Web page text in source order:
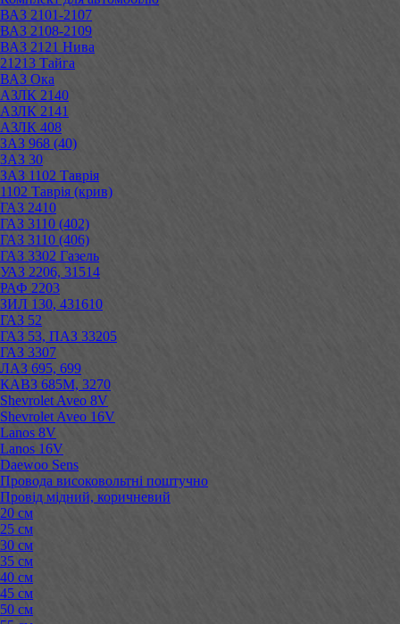
ВАЗ 2101-2107
ВАЗ 2108-2109
ВАЗ 2121 Нива
21213 Тайга
ВАЗ Ока
АЗЛК 2140
АЗЛК 2141
АЗЛК 408
ЗАЗ 968 (40)
ЗАЗ 30
ЗАЗ 1102 Таврія
1102 Таврія (крив)
ГАЗ 2410
ГАЗ 3110 (402)
ГАЗ 3110 (406)
ГАЗ 3302 Газель
УАЗ 2206, 31514
РАФ 2203
ЗИЛ 130, 431610
ГАЗ 52
ГАЗ 53, ПАЗ 33205
ГАЗ 3307
ЛАЗ 695, 699
КАВЗ 685М, 3270
Shevrolet Aveo 8V
Shevrolet Aveo 16V
Lanos 8V
Lanos 16V
Daewoo Sens
Провода високовольтні поштучно
Провід мідний, коричневий
20 см
25 см
30 см
35 см
40 см
45 см
50 см